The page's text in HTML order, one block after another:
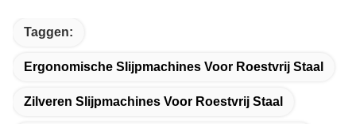
Taggen:
Ergonomische Slijpmachines Voor Roestvrij Staal
Zilveren Slijpmachines Voor Roestvrij Staal